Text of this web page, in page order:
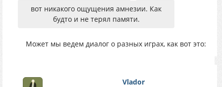
вот никакого ощущения амнезии. Как
будто и не терял памяти.
Может мы ведем диалог о разных играх, как вот это:
Vlador